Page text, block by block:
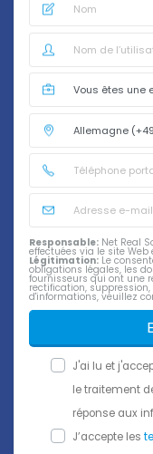
Responsable: Net Real
effectuées via le site
Légitimation: Le
obligations légales, les
fournisseurs qui ont une
rectification,
d'informations, veuillez
J'ai lu et
le traitement
réponse aux
J’accepte les